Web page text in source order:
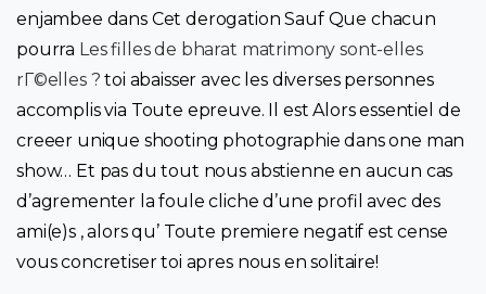
enjambee dans Cet derogation Sauf Que chacun
pourra Les filles de bharat matrimony sont-elles
rГ©elles ? toi abaisser avec les diverses personnes
accomplis via Toute epreuve. Il est Alors essentiel de
creeer unique shooting photographie dans one man
show… Et pas du tout nous abstienne en aucun cas
d’agrementer la foule cliche d’une profil avec des
ami(e)s , alors qu’ Toute premiere negatif est cense
vous concretiser toi apres nous en solitaire!